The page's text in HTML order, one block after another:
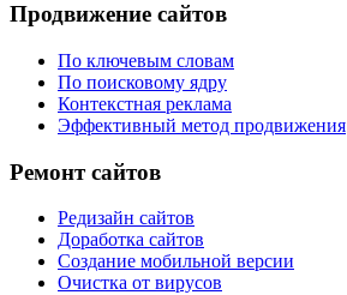
Продвижение сайтов
По ключевым словам
По поисковому ядру
Контекстная реклама
Эффективный метод продвижения
Ремонт сайтов
Редизайн сайтов
Доработка сайтов
Создание мобильной версии
Очистка от вирусов